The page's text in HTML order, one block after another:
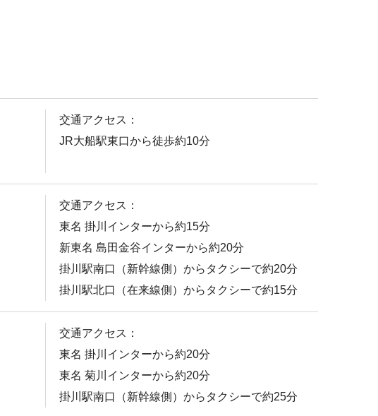
交通アクセス：
JR大船駅東口から徒歩約10分
交通アクセス：
東名 掛川インターから約15分
新東名 島田金谷インターから約20分
掛川駅南口（新幹線側）からタクシーで約20分
掛川駅北口（在来線側）からタクシーで約15分
交通アクセス：
東名 掛川インターから約20分
東名 菊川インターから約20分
掛川駅南口（新幹線側）からタクシーで約25分